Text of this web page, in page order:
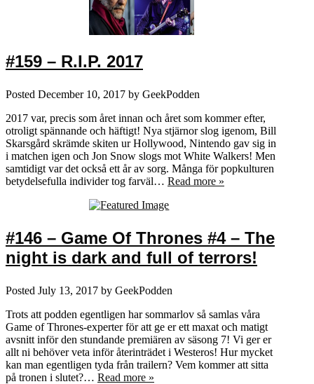
#159 – R.I.P. 2017
Posted December 10, 2017 by GeekPodden
2017 var, precis som året innan och året som kommer efter,
otroligt spännande och häftigt! Nya stjärnor slog igenom, Bill
Skarsgård skrämde skiten ur Hollywood, Nintendo gav sig in
i matchen igen och Jon Snow slogs mot White Walkers! Men
samtidigt var det också ett år av sorg. Många för popkulturen
betydelsefulla individer tog farväl… Read more »
#146 – Game Of Thrones #4 – The
night is dark and full of terrors!
Posted July 13, 2017 by GeekPodden
Trots att podden egentligen har sommarlov så samlas våra
Game of Thrones-experter för att ge er ett maxat och matigt
avsnitt inför den stundande premiären av säsong 7! Vi ger er
allt ni behöver veta inför återinträdet i Westeros! Hur mycket
kan man egentligen tyda från trailern? Vem kommer att sitta
på tronen i slutet?… Read more »